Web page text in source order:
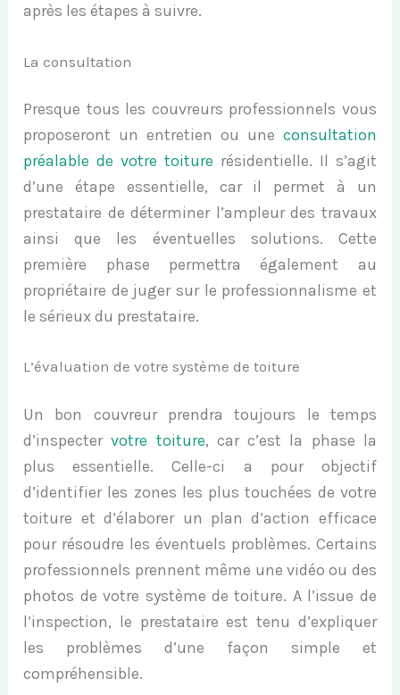
après les étapes à suivre.
La consultation
Presque tous les couvreurs professionnels vous
proposeront un entretien ou une consultation
préalable de votre toiture résidentielle. Il s’agit
d’une étape essentielle, car il permet à un
prestataire de déterminer l’ampleur des travaux
ainsi que les éventuelles solutions. Cette
première phase permettra également au
propriétaire de juger sur le professionnalisme et
le sérieux du prestataire.
L’évaluation de votre système de toiture
Un bon couvreur prendra toujours le temps
d’inspectervotre toiture, car c’est la phase la
plus essentielle. Celle-ci a pour objectif
d’identifier les zones les plus touchées de votre
toiture et d’élaborer un plan d’action efficace
pour résoudre les éventuels problèmes. Certains
professionnels prennent même une vidéo ou des
photos de votre système de toiture. A l’issue de
l’inspection, le prestataire est tenu d’expliquer
les problèmes d’une façon simple et
compréhensible.